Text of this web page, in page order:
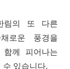
림의 또 다른
로운 풍경을
께 피어나는
있습니다.